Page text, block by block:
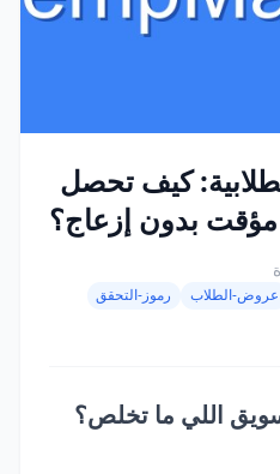
كيف تحصل
بدون إزعاج؟
عروض-الطلاب
رموز-التحقق
اللي ما تخلص؟